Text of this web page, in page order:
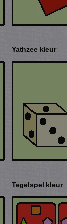
Yathzee kleur
Tegelspel kleur